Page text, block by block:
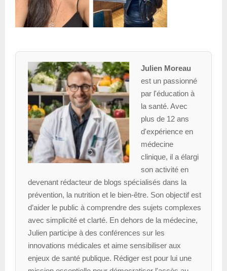
Julien Moreau
est un passionné
par l'éducation à
la santé. Avec
plus de 12 ans
d'expérience en
médecine
clinique, il a élargi
son activité en
devenant rédacteur de blogs spécialisés dans la
prévention, la nutrition et le bien-être. Son objectif est
d’aider le public à comprendre des sujets complexes
avec simplicité et clarté. En dehors de la médecine,
Julien participe à des conférences sur les
innovations médicales et aime sensibiliser aux
enjeux de santé publique. Rédiger est pour lui une